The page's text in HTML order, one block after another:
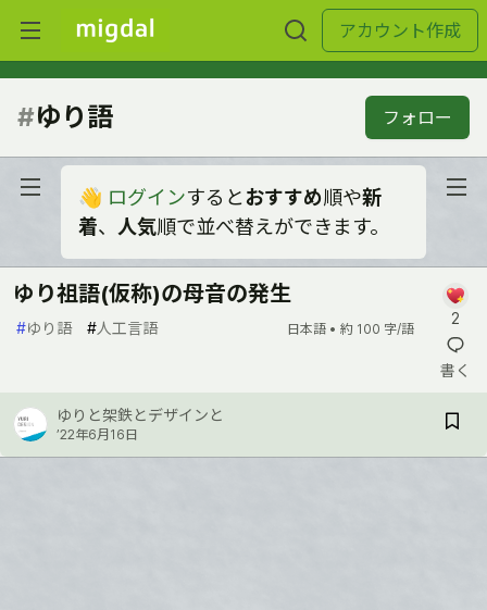
アカウント作成
#ゆり語 フォロー
👋 ログインするとおすすめ順や新
着、 人気順で並べ替えができます。
ゆり祖語(仮称)の母音の発生
#ゆり語 #人工言語 日本語 • 約 100 字/語
2
書く
ゆりと架鉄とデザインと
’22年6月16日